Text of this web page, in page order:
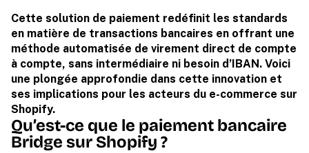
Cette solution de paiement redéfinit les standards
en matière de transactions bancaires en offrant une
méthode automatisée de virement direct de compte
à compte, sans intermédiaire ni besoin d’IBAN. Voici
une plongée approfondie dans cette innovation et
ses implications pour les acteurs du e-commerce sur
Shopify.
Qu’est-ce que le paiement bancaire
Bridge sur Shopify ?